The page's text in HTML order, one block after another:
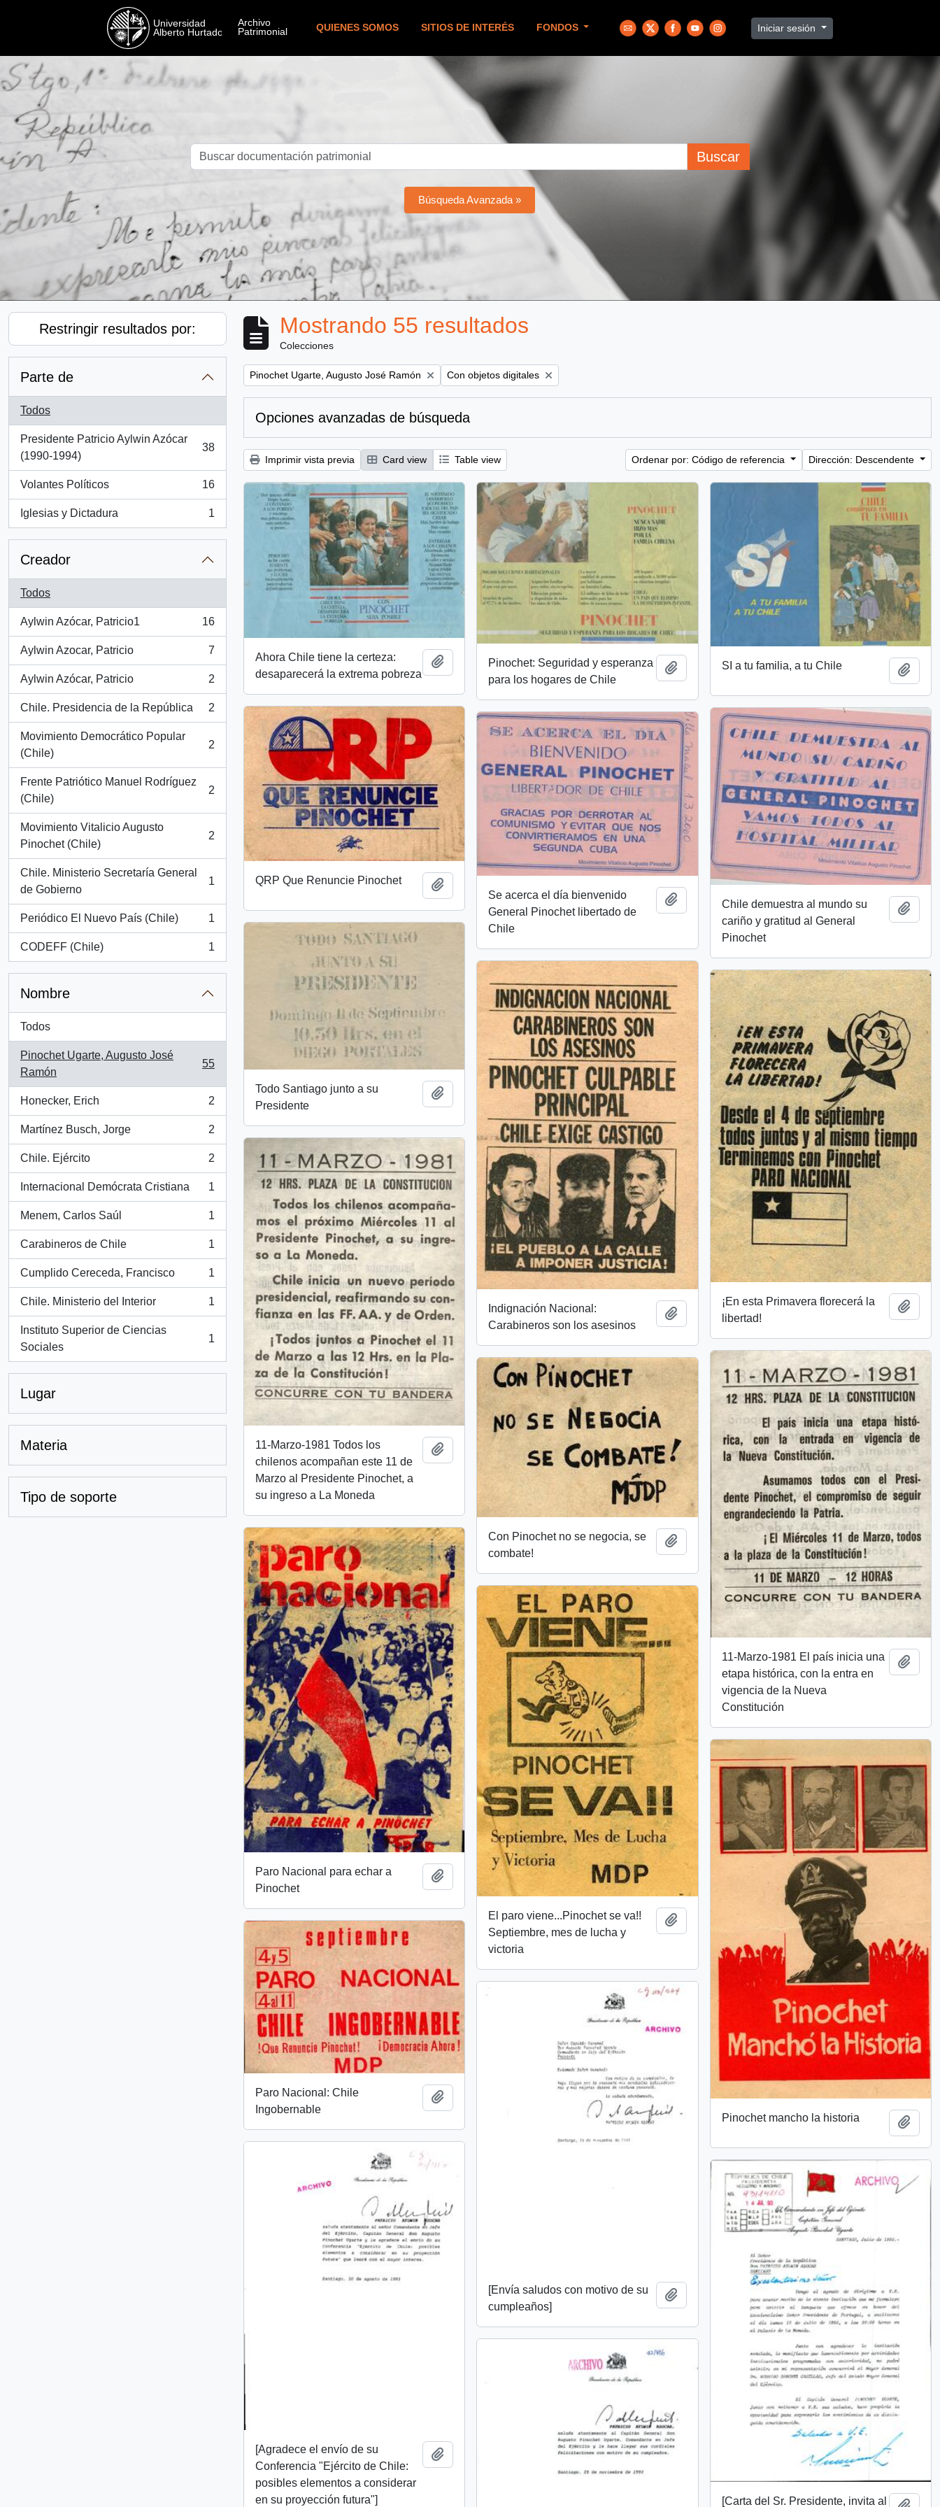
QUIENES SOMOS SITIOS DE INTERÉS FONDOS Iniciar sesión
Buscar
Búsqueda Avanzada »
Restringir resultados por:
Parte de
Todos
Presidente Patricio Aylwin Azócar
(1990-1994)
, 38 resultados
38
Volantes Políticos
, 16 resultados
16
Iglesias y Dictadura
, 1 resultados
1
Creador
Todos
Aylwin Azócar, Patricio1
, 16 resultados
16
Aylwin Azocar, Patricio
, 7 resultados
7
Aylwin Azócar, Patricio
, 2 resultados
2
Chile. Presidencia de la República
, 2 resultados
2
Movimiento Democrático Popular
(Chile)
, 2 resultados
2
Frente Patriótico Manuel Rodríguez
(Chile)
, 2 resultados
2
Movimiento Vitalicio Augusto
Pinochet (Chile)
, 2 resultados
2
Chile. Ministerio Secretaría General
de Gobierno
, 1 resultados
1
Periódico El Nuevo País (Chile)
, 1 resultados
1
CODEFF (Chile)
, 1 resultados
1
Nombre
Todos
Pinochet Ugarte, Augusto José
Ramón
, 55 resultados
55
Honecker, Erich
, 2 resultados
2
Martínez Busch, Jorge
, 2 resultados
2
Chile. Ejército
, 2 resultados
2
Internacional Demócrata Cristiana
, 1 resultados
1
Menem, Carlos Saúl
, 1 resultados
1
Carabineros de Chile
, 1 resultados
1
Cumplido Cereceda, Francisco
, 1 resultados
1
Chile. Ministerio del Interior
, 1 resultados
1
Instituto Superior de Ciencias
Sociales
, 1 resultados
1
Lugar
Materia
Tipo de soporte
Mostrando 55 resultados
Colecciones
Remove filter:
Pinochet Ugarte, Augusto José Ramón Remove filter:
Con objetos digitales
Opciones avanzadas de búsqueda
Imprimir vista previa Card view Table view Ordenar por: Código de referencia Dirección: Descendente
Ahora Chile tiene la certeza:
desaparecerá la extrema pobreza
Añadir al portapapeles
Pinochet: Seguridad y esperanza
para los hogares de Chile
Añadir al portapapeles
SI a tu familia, a tu Chile
QRP Que Renuncie Pinochet
Chile demuestra al mundo su
cariño y gratitud al General
Pinochet
Se acerca el día bienvenido
General Pinochet libertado de
Chile
Añadir al portapapeles
Todo Santiago junto a su
Presidente
Añadir al portapapeles
Indignación Nacional:
Carabineros son los asesinos
Añadir al portapapeles
¡En esta Primavera florecerá la
libertad!
11-Marzo-1981 Todos los
chilenos acompañan este 11 de
Marzo al Presidente Pinochet, a
su ingreso a La Moneda
Añadir al portapapeles
11-Marzo-1981 El país inicia una
etapa histórica, con la entra en
vigencia de la Nueva
Constitución
Con Pinochet no se negocia, se
combate!
Añadir al portapapeles
Paro Nacional para echar a
Pinochet
Añadir al portapapeles
El paro viene...Pinochet se va!!
Septiembre, mes de lucha y
victoria
Añadir al portapapeles
Pinochet mancho la historia
Paro Nacional: Chile
Ingobernable
[Envía saludos con motivo de su
cumpleaños]
Añadir al portapapeles
[Agradece el envío de su
Conferencia "Ejército de Chile:
posibles elementos a considerar
en su proyección futura"]
[Carta del Sr. Presidente, invita al